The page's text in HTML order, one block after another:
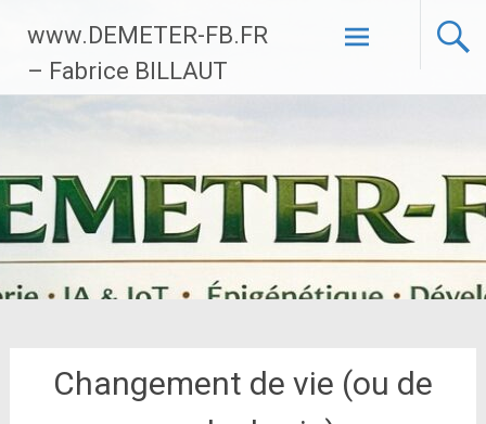
contenu
principal
www.DEMETER-FB.FR
– Fabrice BILLAUT
Changement de vie (ou de